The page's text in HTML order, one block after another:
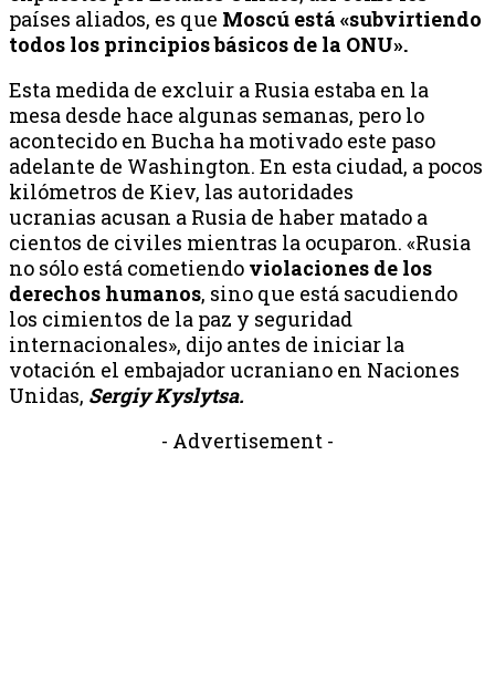
países aliados, es que Moscú está «subvirtiendo
todos los principios básicos de la ONU».
Esta medida de excluir a Rusia estaba en la
mesa desde hace algunas semanas, pero lo
acontecido en Bucha ha motivado este paso
adelante de Washington. En esta ciudad, a pocos
kilómetros de Kiev, las autoridades
ucranias acusan a Rusia de haber matado a
cientos de civiles mientras la ocuparon. «Rusia
no sólo está cometiendo violaciones de los
derechos humanos, sino que está sacudiendo
los cimientos de la paz y seguridad
internacionales», dijo antes de iniciar la
votación el embajador ucraniano en Naciones
Unidas, Sergiy Kyslytsa.
- Advertisement -